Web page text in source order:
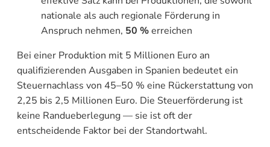
nationale als auch regionale Förderung in
Anspruch nehmen, 50 %erreichen
Bei einer Produktion mit 5 Millionen Euro an
qualifizierenden Ausgaben in Spanien bedeutet ein
Steuernachlass von 45–50 % eine Rückerstattung von
2,25 bis 2,5 Millionen Euro. Die Steuerförderung ist
keine Randueberlegung — sie ist oft der
entscheidende Faktor bei der Standortwahl.